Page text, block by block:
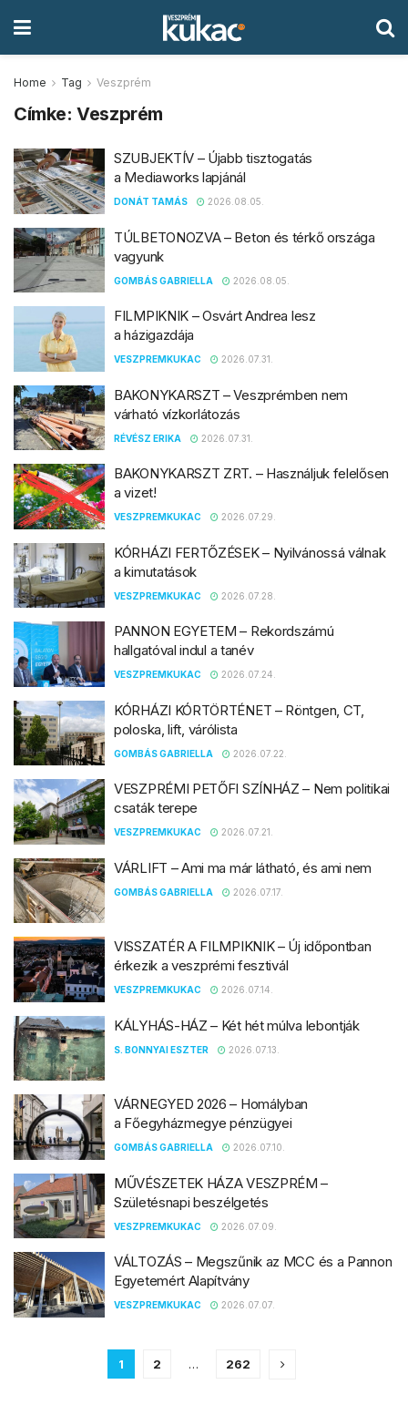
Home Tag Veszprém
Címke:Veszprém
SZUBJEKTÍV – Újabb tisztogatás
a Mediaworks lapjánál
DONÁT TAMÁS 2026.08.05.
TÚLBETONOZVA – Beton és térkő országa
vagyunk
GOMBÁS GABRIELLA 2026.08.05.
FILMPIKNIK – Osvárt Andrea lesz
a házigazdája
VESZPREMKUKAC 2026.07.31.
BAKONYKARSZT – Veszprémben nem
várható vízkorlátozás
RÉVÉSZ ERIKA 2026.07.31.
BAKONYKARSZT ZRT. – Használjuk felelősen
a vizet!
VESZPREMKUKAC 2026.07.29.
KÓRHÁZI FERTŐZÉSEK – Nyilvánossá válnak
a kimutatások
VESZPREMKUKAC 2026.07.28.
PANNON EGYETEM – Rekordszámú
hallgatóval indul a tanév
VESZPREMKUKAC 2026.07.24.
KÓRHÁZI KÓRTÖRTÉNET – Röntgen, CT,
poloska, lift, várólista
GOMBÁS GABRIELLA 2026.07.22.
VESZPRÉMI PETŐFI SZÍNHÁZ – Nem politikai
csaták terepe
VESZPREMKUKAC 2026.07.21.
VÁRLIFT – Ami ma már látható, és ami nem
GOMBÁS GABRIELLA 2026.07.17.
VISSZATÉR A FILMPIKNIK – Új időpontban
érkezik a veszprémi fesztivál
VESZPREMKUKAC 2026.07.14.
KÁLYHÁS-HÁZ – Két hét múlva lebontják
S. BONNYAI ESZTER 2026.07.13.
VÁRNEGYED 2026 – Homályban
a Főegyházmegye pénzügyei
GOMBÁS GABRIELLA 2026.07.10.
MŰVÉSZETEK HÁZA VESZPRÉM –
Születésnapi beszélgetés
VESZPREMKUKAC 2026.07.09.
VÁLTOZÁS – Megszűnik az MCC és a Pannon
Egyetemért Alapítvány
VESZPREMKUKAC 2026.07.07.
1 2 … 262